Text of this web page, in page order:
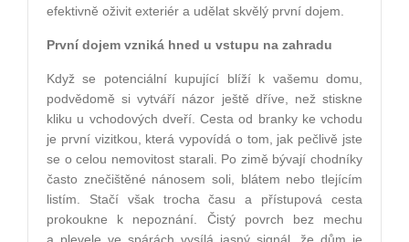
efektivně oživit exteriér a udělat skvělý první dojem.
První dojem vzniká hned u vstupu na zahradu
Když se potenciální kupující blíží k vašemu domu,
podvědomě si vytváří názor ještě dříve, než stiskne
kliku u vchodových dveří. Cesta od branky ke vchodu
je první vizitkou, která vypovídá o tom, jak pečlivě jste
se o celou nemovitost starali. Po zimě bývají chodníky
často znečištěné nánosem soli, blátem nebo tlejícím
listím. Stačí však trocha času a přístupová cesta
prokoukne k nepoznání. Čistý povrch bez mechu